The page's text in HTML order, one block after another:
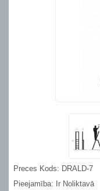
Preces Kods: DRALD-7
Pieejamība: Ir Noliktavā